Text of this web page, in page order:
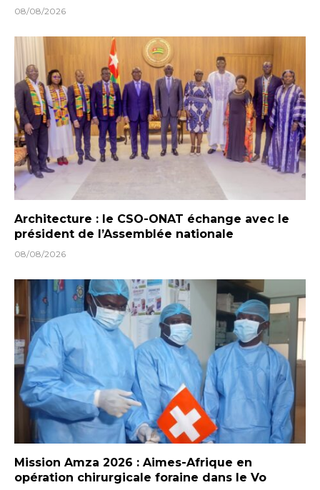
08/08/2026
Architecture : le CSO-ONAT échange avec le
président de l’Assemblée nationale
08/08/2026
Mission Amza 2026 : Aimes-Afrique en
opération chirurgicale foraine dans le Vo